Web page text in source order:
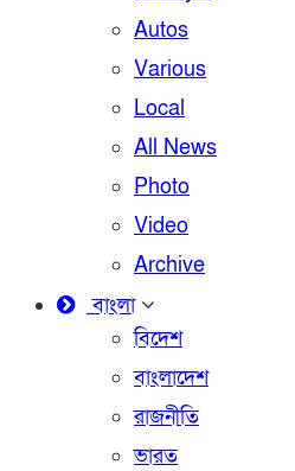
Autos
Various
Local
All News
Photo
Video
Archive
বাংলা
বিদেশ
বাংলাদেশ
রাজনীতি
ভারত